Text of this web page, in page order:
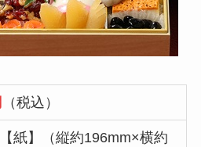
（税込）
紙】（縦約196mm×横約